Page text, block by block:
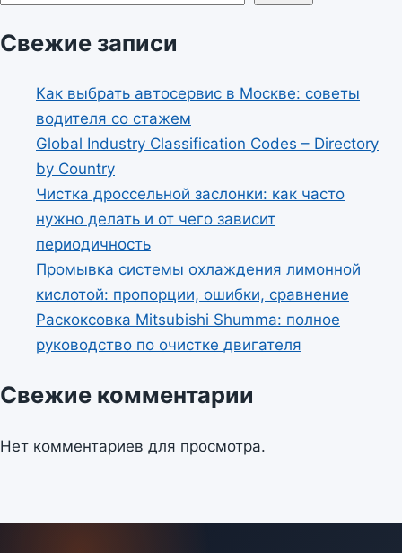
Свежие записи
Как выбрать автосервис в Москве: советы
водителя со стажем
Global Industry Classification Codes – Directory
by Country
Чистка дроссельной заслонки: как часто
нужно делать и от чего зависит
периодичность
Промывка системы охлаждения лимонной
кислотой: пропорции, ошибки, сравнение
Раскоксовка Mitsubishi Shumma: полное
руководство по очистке двигателя
Свежие комментарии
Нет комментариев для просмотра.